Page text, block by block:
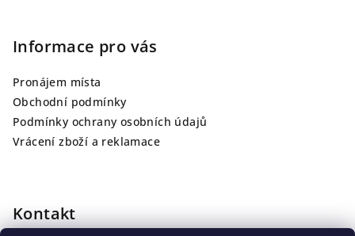
Informace pro vás
Pronájem místa
Obchodní podmínky
Podmínky ochrany osobních údajů
Vrácení zboží a reklamace
Kontakt